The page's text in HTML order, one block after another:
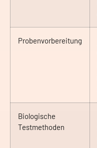
Probenvorbereitung
Biologische
Testmethoden